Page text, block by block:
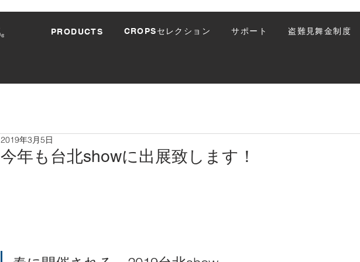
PRODUCTS CROPSセレクション サポート 盗難見舞金制度
今年も台北showに出展致します！
2019年3月5日